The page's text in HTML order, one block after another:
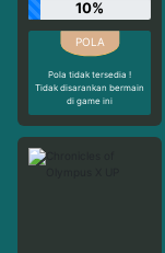
10%
Pola tidak tersedia !
Tidak disarankan bermain
di game ini